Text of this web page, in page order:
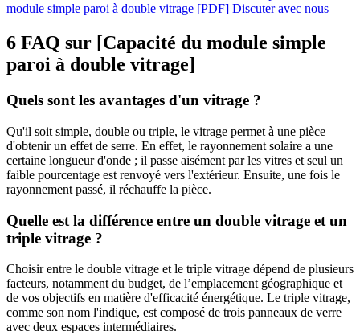
module simple paroi à double vitrage [PDF] Discuter avec nous
6 FAQ sur [Capacité du module simple
paroi à double vitrage]
Quels sont les avantages d'un vitrage ?
Qu'il soit simple, double ou triple, le vitrage permet à une pièce
d'obtenir un effet de serre. En effet, le rayonnement solaire a une
certaine longueur d'onde ; il passe aisément par les vitres et seul un
faible pourcentage est renvoyé vers l'extérieur. Ensuite, une fois le
rayonnement passé, il réchauffe la pièce.
Quelle est la différence entre un double vitrage et un
triple vitrage ?
Choisir entre le double vitrage et le triple vitrage dépend de plusieurs
facteurs, notamment du budget, de l’emplacement géographique et
de vos objectifs en matière d'efficacité énergétique. Le triple vitrage,
comme son nom l'indique, est composé de trois panneaux de verre
avec deux espaces intermédiaires.